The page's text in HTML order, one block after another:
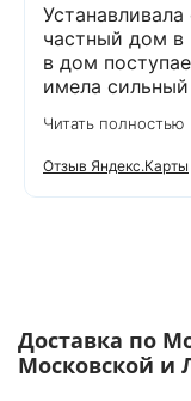
частный дом в
в дом
имела
желтела) и
невозможно. После установки специального
продается в
воде я и не мечтала!!!!!!
течении
Позвонила в
Читать полностью
Отзыв Яндекс.Карты
Доставка по
Московской и